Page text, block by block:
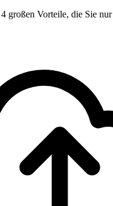
großen Vorteile, die Sie